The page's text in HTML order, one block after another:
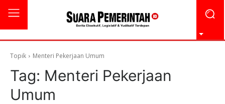
Topik Menteri Pekerjaan Umum
Tag: Menteri Pekerjaan
Umum